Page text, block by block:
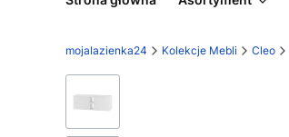
mojalazienka24 Kolekcje Mebli Cleo